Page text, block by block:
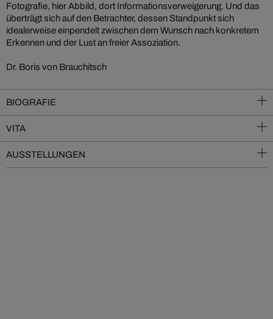
Fotografie, hier Abbild, dort Informationsverweigerung. Und das
überträgt sich auf den Betrachter, dessen Standpunkt sich
idealerweise einpendelt zwischen dem Wunsch nach konkretem
Erkennen und der Lust an freier Assoziation.
Dr. Boris von Brauchitsch
BIOGRAFIE
VITA
AUSSTELLUNGEN